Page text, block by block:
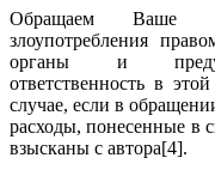
Обращаем Ваше
злоупотребления
органы и
ответственность в
случае, если в
расходы, понесенные в
взысканы с автора[4].